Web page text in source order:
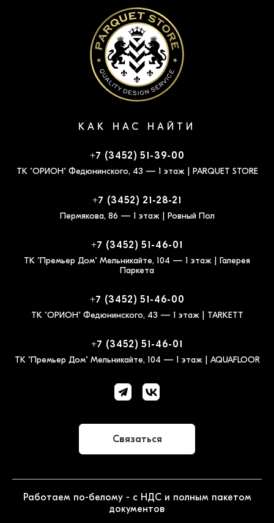
КАК НАС НАЙТИ
+7 (3452) 51-39-00
ТК "ОРИОН" Федюнинского, 43 — 1 этаж | PARQUET STORE
+7 (3452) 21-28-21
Пермякова, 86 — 1 этаж | Ровный Пол
+7 (3452) 51-46-01
ТК "Премьер Дом" Мельникайте, 104 — 1 этаж | Галерея
Паркета
+7 (3452) 51-46-00
ТК "ОРИОН" Федюнинского, 43 — 1 этаж | TARKETT
+7 (3452) 51-46-01
ТК "Премьер Дом" Мельникайте, 104 — 1 этаж | AQUAFLOOR
Связаться
Работаем по-белому - с НДС и полным пакетом
документов